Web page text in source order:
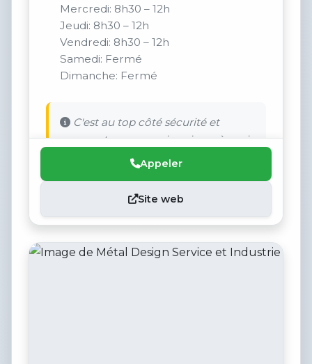
Mercredi: 8h30 – 12h
Jeudi: 8h30 – 12h
Vendredi: 8h30 – 12h
Samedi: Fermé
Dimanche: Fermé
C'est au top côté sécurité et
rassurant pour nos vieux jours à venir.
Appeler
Site web